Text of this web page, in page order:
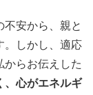
安から、親と
。しかし、適応
からお伝えした
、心がエネルギ